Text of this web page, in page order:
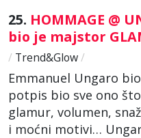
25. HOMMAGE @
bio je majstor
/ Trend&Glow/
Emmanuel Ungaro
potpis bio sve ono
glamur, volumen,
i moćni motivi…